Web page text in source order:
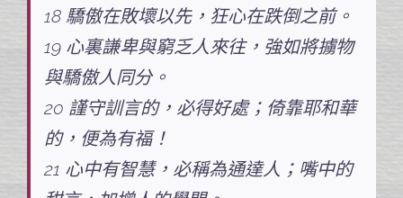
18 驕傲在敗壞以先，狂心在跌倒之前。
19 心裏謙卑與窮乏人來往，強如將擄物
與驕傲人同分。
20 謹守訓言的，必得好處；倚靠耶和華
的，便為有福！
21 心中有智慧，必稱為通達人；嘴中的